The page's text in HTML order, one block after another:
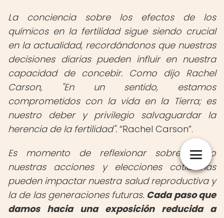
La conciencia sobre los efectos de los
químicos en la fertilidad sigue siendo crucial
en la actualidad, recordándonos que nuestras
decisiones diarias pueden influir en nuestra
capacidad de concebir. Como dijo Rachel
Carson, "En un sentido, estamos
comprometidos con la vida en la Tierra; es
nuestro deber y privilegio salvaguardar la
herencia de la fertilidad". Rachel Carson .
Es momento de reflexionar sobre cómo
nuestras acciones y elecciones cotidianas
pueden impactar nuestra salud reproductiva y
la de las generaciones futuras. Cada paso que
damos hacia una exposición reducida a